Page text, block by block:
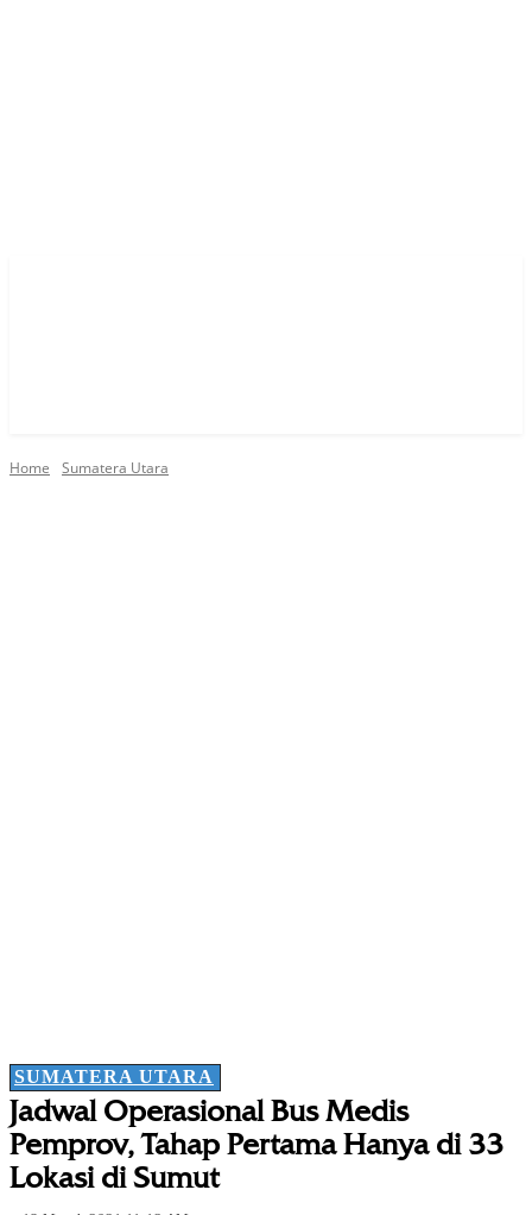
Home Sumatera Utara
SUMATERA UTARA
Jadwal Operasional Bus Medis
Pemprov, Tahap Pertama Hanya di 33
Lokasi di Sumut